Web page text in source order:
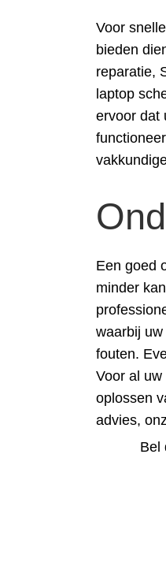
Voor
bieden
reparatie,
laptop
ervoor dat
Een goed
minder
waarbij
fouten.
Voor al
oplossen
advies,
Bel